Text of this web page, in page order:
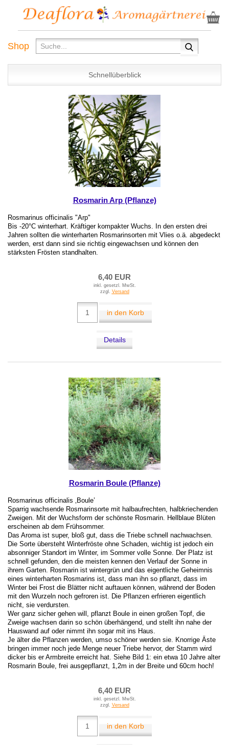
Shop
Schnellüberblick
Rosmarin Arp (Pflanze)
Rosmarinus officinalis "Arp"
Bis -20°C winterhart. Kräftiger kompakter Wuchs. In den ersten drei
Jahren sollten die winterharten Rosmarinsorten mit Vlies o.ä. abgedeckt
werden, erst dann sind sie richtig eingewachsen und können den
stärksten Frösten standhalten.
6,40 EUR
inkl. gesetzl. MwSt.
zzgl. Versand
in den Korb
Details
Rosmarin Boule (Pflanze)
Rosmarinus officinalis ‚Boule’
Sparrig wachsende Rosmarinsorte mit halbaufrechten, halbkriechenden
Zweigen. Mit der Wuchsform der schönste Rosmarin. Hellblaue Blüten
erscheinen ab dem Frühsommer.
Das Aroma ist super, bloß gut, dass die Triebe schnell nachwachsen.
Die Sorte übersteht Winterfröste ohne Schaden, wichtig ist jedoch ein
absonniger Standort im Winter, im Sommer volle Sonne. Der Platz ist
schnell gefunden, den die meisten kennen den Verlauf der Sonne in
ihrem Garten. Rosmarin ist wintergrün und das eigentliche Geheimnis
eines winterharten Rosmarins ist, dass man ihn so pflanzt, dass im
Winter bei Frost die Blätter nicht auftauen können, während der Boden
mit den Wurzeln noch gefroren ist. Die Pflanzen erfrieren eigentlich
nicht, sie verdursten.
Wer ganz sicher gehen will, pflanzt Boule in einen großen Topf, die
Zweige wachsen darin so schön überhängend, und stellt ihn nahe der
Hauswand auf oder nimmt ihn sogar mit ins Haus.
Je älter die Pflanzen werden, umso schöner werden sie. Knorrige Äste
bringen immer noch jede Menge neuer Triebe hervor, der Stamm wird
dicker bis er Armbreite erreicht hat. Siehe Bild 1: ein etwa 10 Jahre alter
Rosmarin Boule, frei ausgepflanzt, 1,2m in der Breite und 60cm hoch!
6,40 EUR
inkl. gesetzl. MwSt.
zzgl. Versand
in den Korb